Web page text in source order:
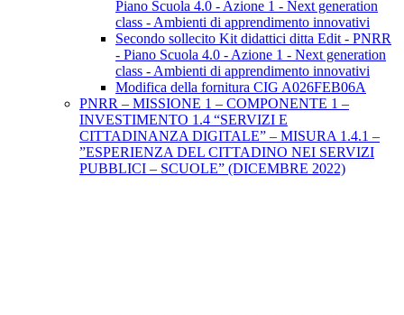
Piano Scuola 4.0 - Azione 1 - Next generation
class - Ambienti di apprendimento innovativi
Secondo sollecito Kit didattici ditta Edit - PNRR
- Piano Scuola 4.0 - Azione 1 - Next generation
class - Ambienti di apprendimento innovativi
Modifica della fornitura CIG A026FEB06A
PNRR – MISSIONE 1 – COMPONENTE 1 –
INVESTIMENTO 1.4 “SERVIZI E
CITTADINANZA DIGITALE” – MISURA 1.4.1 –
”ESPERIENZA DEL CITTADINO NEI SERVIZI
PUBBLICI – SCUOLE” (DICEMBRE 2022)